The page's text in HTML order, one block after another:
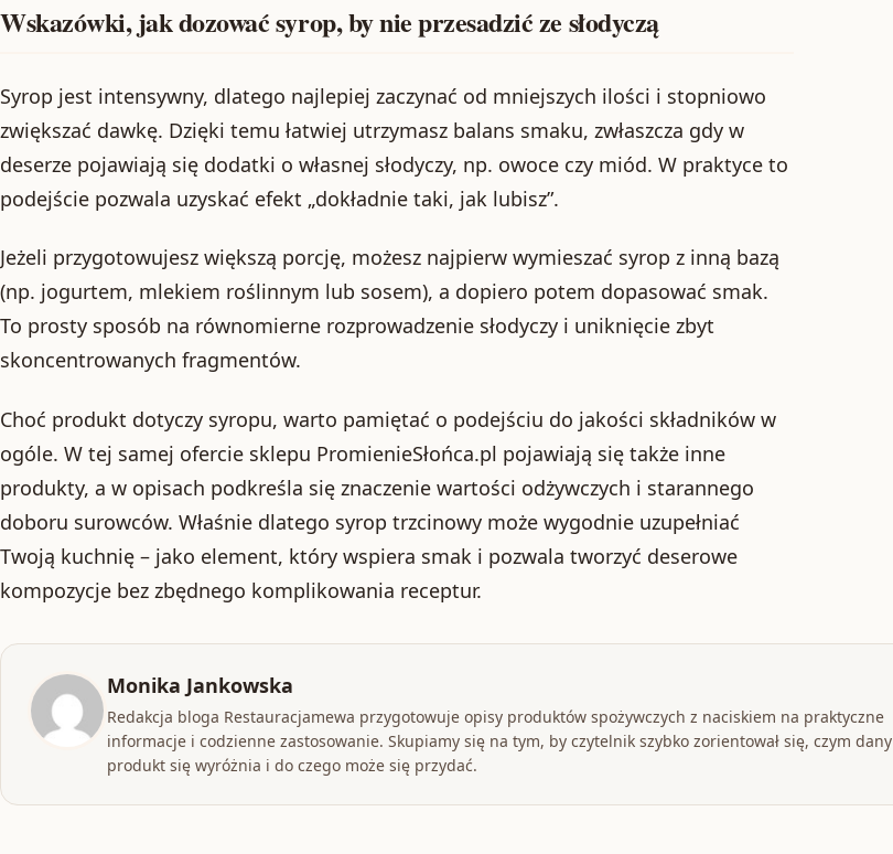
Wskazówki, jak dozować syrop, by nie przesadzić ze słodyczą
Syrop jest intensywny, dlatego najlepiej zaczynać od mniejszych ilości i stopniowo
zwiększać dawkę. Dzięki temu łatwiej utrzymasz balans smaku, zwłaszcza gdy w
deserze pojawiają się dodatki o własnej słodyczy, np. owoce czy miód. W praktyce to
podejście pozwala uzyskać efekt „dokładnie taki, jak lubisz”.
Jeżeli przygotowujesz większą porcję, możesz najpierw wymieszać syrop z inną bazą
(np. jogurtem, mlekiem roślinnym lub sosem), a dopiero potem dopasować smak.
To prosty sposób na równomierne rozprowadzenie słodyczy i uniknięcie zbyt
skoncentrowanych fragmentów.
Choć produkt dotyczy syropu, warto pamiętać o podejściu do jakości składników w
ogóle. W tej samej ofercie sklepu PromienieSłońca.pl pojawiają się także inne
produkty, a w opisach podkreśla się znaczenie wartości odżywczych i starannego
doboru surowców. Właśnie dlatego syrop trzcinowy może wygodnie uzupełniać
Twoją kuchnię – jako element, który wspiera smak i pozwala tworzyć deserowe
kompozycje bez zbędnego komplikowania receptur.
Monika Jankowska
Redakcja bloga Restauracjamewa przygotowuje opisy produktów spożywczych z naciskiem na praktyczne
informacje i codzienne zastosowanie. Skupiamy się na tym, by czytelnik szybko zorientował się, czym dany
produkt się wyróżnia i do czego może się przydać.